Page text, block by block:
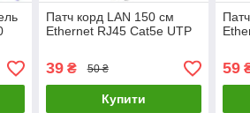
Патч корд LAN 150 см
Ethernet RJ45 Cat5e UTP
39₴ 50 ₴
Купити
59